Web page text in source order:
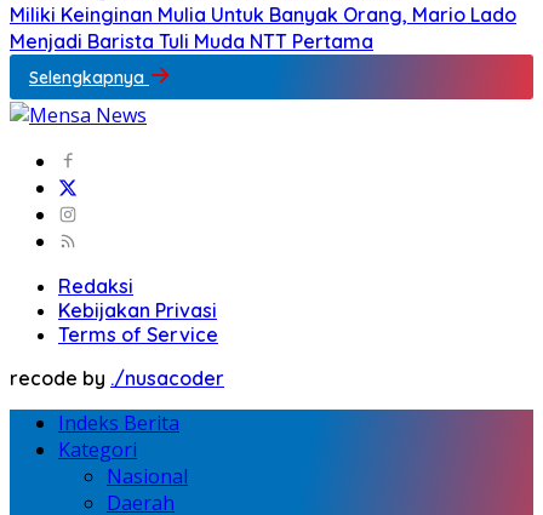
Miliki Keinginan Mulia Untuk Banyak Orang, Mario Lado
Menjadi Barista Tuli Muda NTT Pertama
Selengkapnya
Redaksi
Kebijakan Privasi
Terms of Service
recode by ./nusacoder
Indeks Berita
Kategori
Nasional
Daerah